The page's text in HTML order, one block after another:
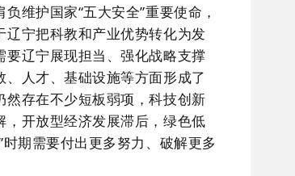
维护国家“五大安全”重要使命，
宁把科教和产业优势转化为发
辽宁展现担当、强化战略支撑
人才、基础设施等方面形成了
存在不少短板弱项，科技创新
开放型经济发展滞后，绿色低
期需要付出更多努力、破解更多